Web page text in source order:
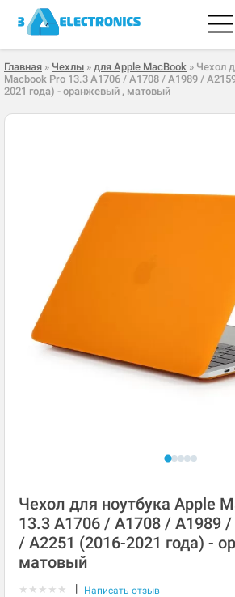
Главная » Чехлы » для Apple MacBook » Чехол
Macbook Pro 13.3 A1706 / A1708 / A1989 /
2021 года) - оранжевый , матовый
Чехол для ноутбука Apple
13.3 A1706 / A1708 / A1989
/ A2251 (2016-2021 года) -
матовый
★ ★ ★ ★ ★ | Написать отзыв